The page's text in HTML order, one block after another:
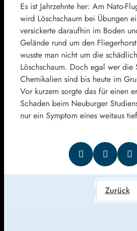
Es ist Jahrzehnte her: Am Nato-
wird Löschschaum bei Übungen
versickerte daraufhin im Boden
Gelände rund um den
wusste man nicht um die
Löschschaum. Doch egal wer
Chemikalien sind bis heute im
Vor kurzem sorgte das für einen
Schaden beim Neuburger
nur ein Symptom eines weitaus
Zurück